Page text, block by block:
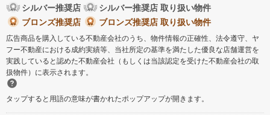
シルバー推奨店
シルバー推奨店 取り扱い物件
ブロンズ推奨店
ブロンズ推奨店 取り扱い物件
広告商品を購入している不動産会社のうち、物件情報の正確性、法令遵守、ヤ
フー不動産における成約実績等、当社所定の基準を満たした優良な店舗運営を
実践していると認めた不動産会社（もしくは当該認定を受けた不動産会社の取
扱物件）に表示されます。
タップすると用語の意味が書かれたポップアップが開きます。